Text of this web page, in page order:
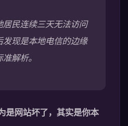
居民连续三天无法访问
发现是本地电信的边缘
解析。
是网站坏了，其实是你本